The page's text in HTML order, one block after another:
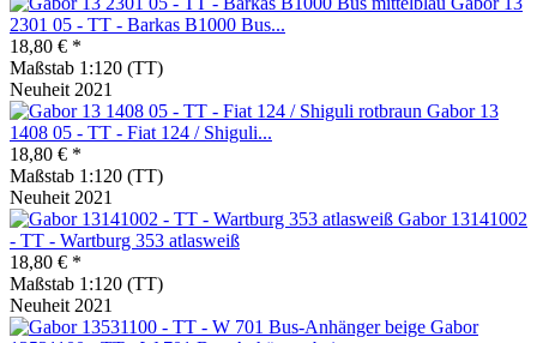
2301 05 - TT - Barkas B1000 Bus...
18,80 € *
Maßstab 1:120 (TT)
Neuheit 2021
Gabor 13
1408 05 - TT - Fiat 124 / Shiguli...
18,80 € *
Maßstab 1:120 (TT)
Neuheit 2021
Gabor 13141002
- TT - Wartburg 353 atlasweiß
18,80 € *
Maßstab 1:120 (TT)
Neuheit 2021
Gabor